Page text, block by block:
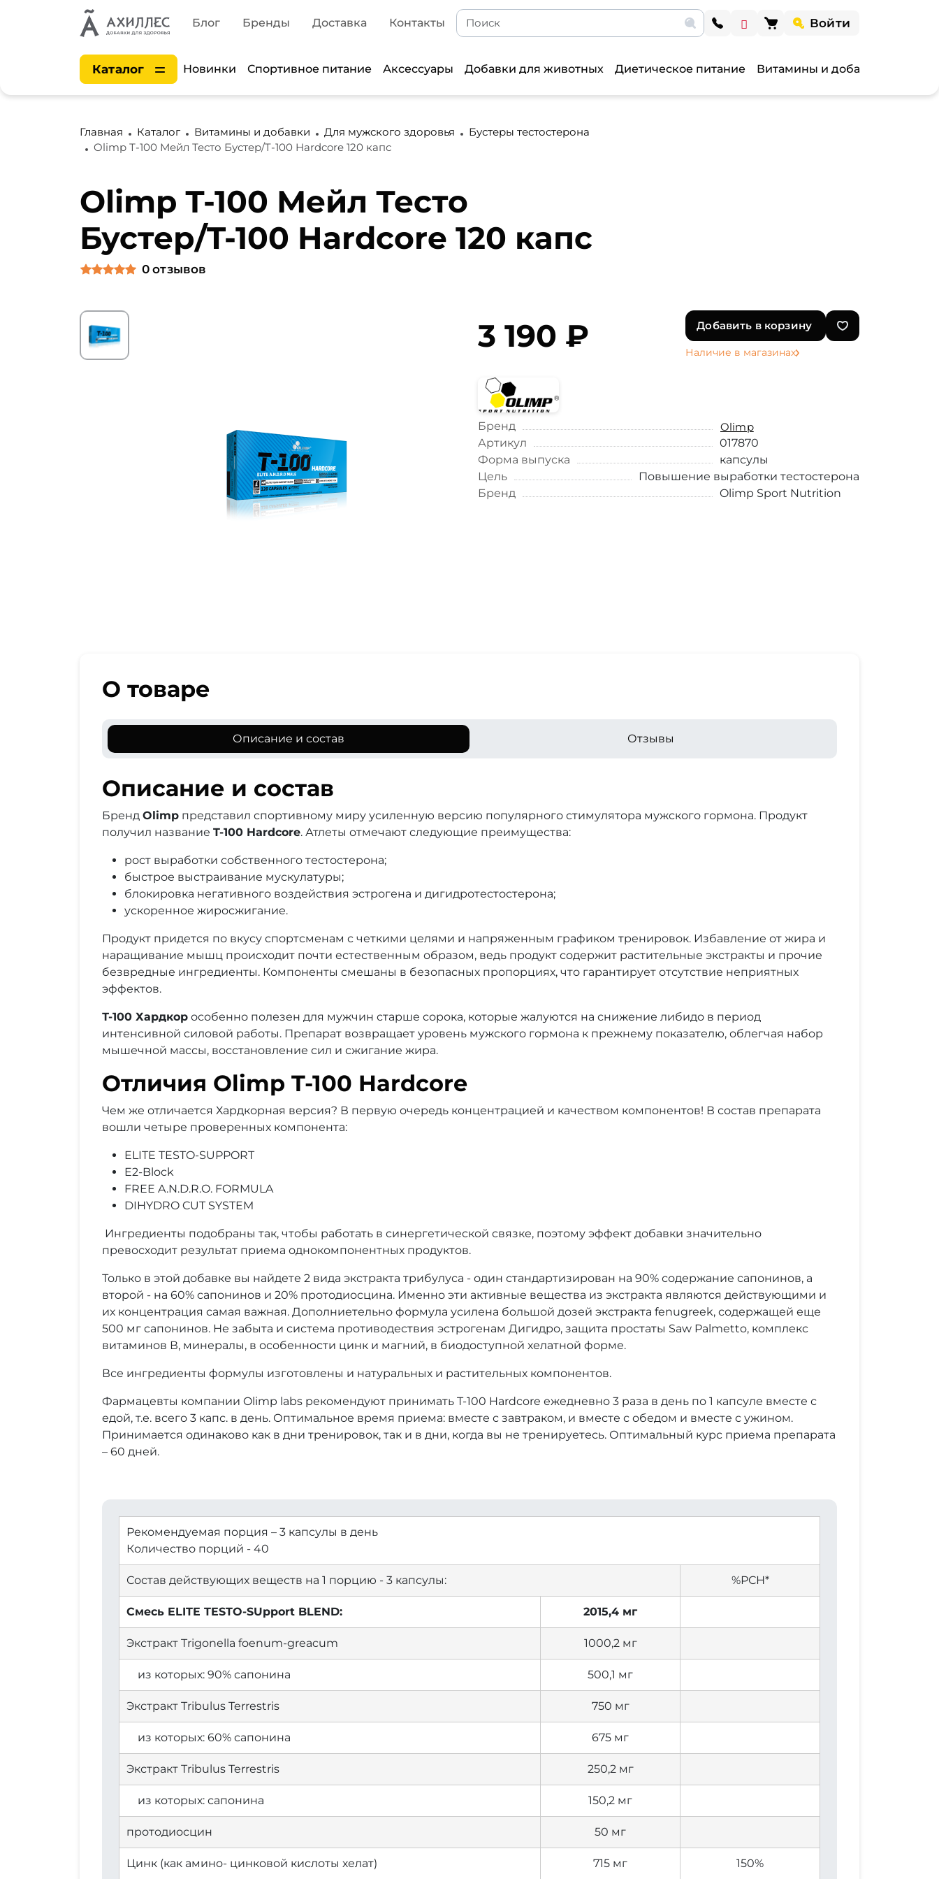
Блог Бренды Доставка Контакты Войти
Каталог Новинки Спортивное питание Аксессуары Добавки для животных Диетическое питание Витамины и добавки
Главная Каталог Витамины и добавки Для мужского здоровья
Бустеры тестостерона
Olimp Т-100 Мейл Тесто Бустер/T-100 Hardcore 120 капс
Olimp Т-100 Мейл Тесто
Бустер/T-100 Hardcore 120 капс
0 отзывов
3 190 ₽ Добавить в корзину
Наличие в магазинах
Бренд
Olimp
Артикул
017870
Форма выпуска
капсулы
Цель
Повышение выработки тестостерона
Бренд
Olimp Sport Nutrition
О товаре
Описание и состав Отзывы
Описание и состав
Бренд Olimp представил спортивному миру усиленную версию популярного стимулятора мужского гормона. Продукт
получил название T-100 Hardcore. Атлеты отмечают следующие преимущества:
рост выработки собственного тестостерона;
быстрое выстраивание мускулатуры;
блокировка негативного воздействия эстрогена и дигидротестостерона;
ускоренное жиросжигание.
Продукт придется по вкусу спортсменам с четкими целями и напряженным графиком тренировок. Избавление от жира и
наращивание мышц происходит почти естественным образом, ведь продукт содержит растительные экстракты и прочие
безвредные ингредиенты. Компоненты смешаны в безопасных пропорциях, что гарантирует отсутствие неприятных
эффектов.
Т-100 Хардкор особенно полезен для мужчин старше сорока, которые жалуются на снижение либидо в период
интенсивной силовой работы. Препарат возвращает уровень мужского гормона к прежнему показателю, облегчая набор
мышечной массы, восстановление сил и сжигание жира.
Отличия Olimp T-100 Hardcore
Чем же отличается Хардкорная версия? В первую очередь концентрацией и качеством компонентов! В состав препарата
вошли четыре проверенных компонента:
ELITE TESTO-SUPPORT
E2-Block
FREE A.N.D.R.O. FORMULA
DIHYDRO CUT SYSTEM
Ингредиенты подобраны так, чтобы работать в синергетической связке, поэтому эффект добавки значительно
превосходит результат приема однокомпонентных продуктов.
Только в этой добавке вы найдете 2 вида экстракта трибулуса - один стандартизирован на 90% содержание сапонинов, а
второй - на 60% сапонинов и 20% протодиосцина. Именно эти активные вещества из экстракта являются действующими и
их концентрация самая важная. Дополниетельно формула усилена большой дозей экстракта fenugreek, содержащей еще
500 мг сапонинов. Не забыта и система противодествия эстрогенам Дигидро, защита простаты Saw Palmetto, комплекс
витаминов В, минералы, в особенности цинк и магний, в биодоступной хелатной форме.
Все ингредиенты формулы изготовлены и натуральных и растительных компонентов.
Фармацевты компании Olimp labs рекомендуют принимать T-100 Hardcore ежедневно 3 раза в день по 1 капсуле вместе с
едой, т.е. всего 3 капс. в день. Оптимальное время приема: вместе с завтраком, и вместе с обедом и вместе с ужином.
Принимается одинаково как в дни тренировок, так и в дни, когда вы не тренируетесь. Оптимальный курс приема препарата
– 60 дней.
Рекомендуемая порция – 3 капсулы в день
Количество порций - 40
Состав действующих веществ на 1 порцию - 3 капсулы: %РСН*
Смесь ELITE TESTO-SUpport BLEND: 2015,4 мг
Экстракт Trigonella foenum-greacum 1000,2 мг
из которых: 90% сапонина 500,1 мг
Экстракт Tribulus Terrestris 750 мг
из которых: 60% сапонина 675 мг
Экстракт Tribulus Terrestris 250,2 мг
из которых: сапонина 150,2 мг
протодиосцин 50 мг
Цинк (как амино- цинковой кислоты хелат) 715 мг 150%